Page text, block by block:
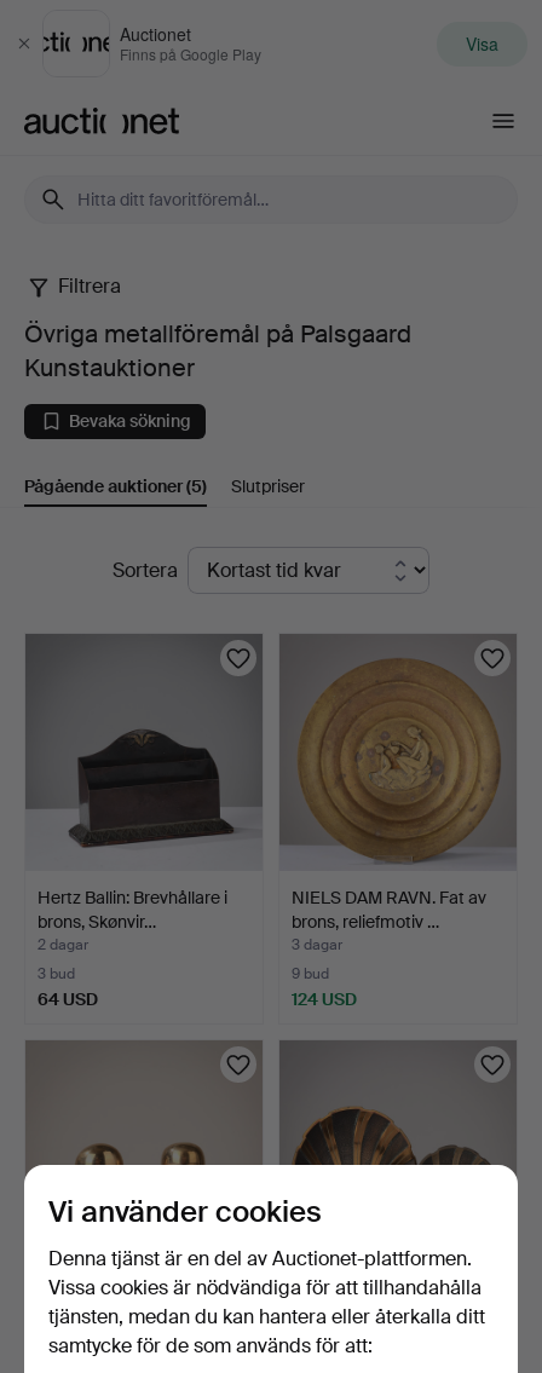
Stäng
Auctionet
Finns på Google Play Visa
Övriga
metallföremål
på
Palsgaard
Filtrera
Övriga metallföremål på Palsgaard
Kunstauktioner
Bevaka sökning
Pågående auktioner(5) Slutpriser
PågåendeSortera
Hertz Ballin: Brevhållare i
brons, Skønvir…
2 dagar
3 bud
64 USD
NIELS DAM RAVN. Fat av
brons, reliefmotiv …
3 dagar
9 bud
124 USD
ERLING ANDERSEN
(F.1937). "Optimist" och "…
3 dagar
NIELS DAM RAVN. Två fat
av brons dekorerad…
3 dagar
Vi använder cookies
Denna tjänst är en del av Auctionet-plattformen.
Vissa cookies är nödvändiga för att tillhandahålla
tjänsten, medan du kan hantera eller återkalla ditt
samtycke för de som används för att: